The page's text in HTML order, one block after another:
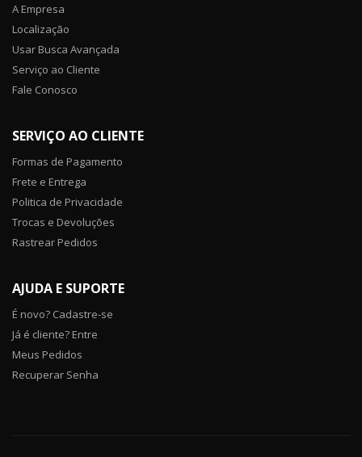
A Empresa
Localização
Usar Busca Avançada
Serviço ao Cliente
Fale Conosco
SERVIÇO AO CLIENTE
Formas de Pagamento
Frete e Entrega
Politica de Privacidade
Trocas e Devoluções
Rastrear Pedidos
AJUDA E SUPORTE
É novo? Cadastre-se
Já é cliente? Entre
Meus Pedidos
Recuperar Senha